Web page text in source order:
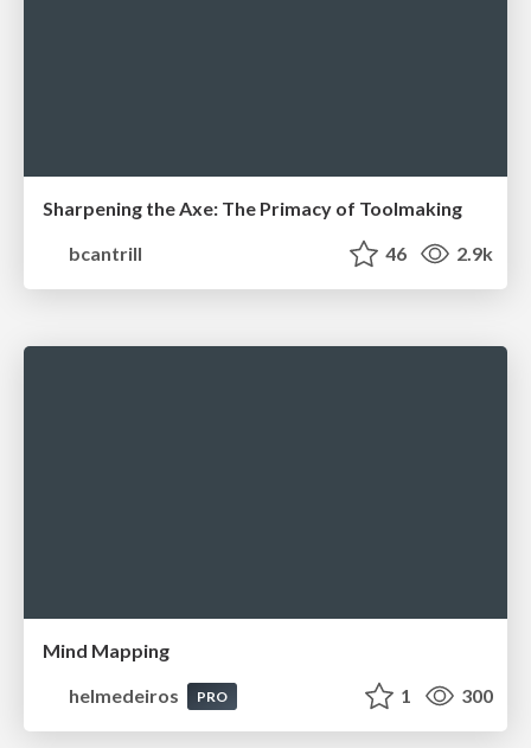
Sharpening the Axe: The Primacy of Toolmaking
bcantrill
46 2.9k
Mind Mapping
helmedeiros
PRO 1 300